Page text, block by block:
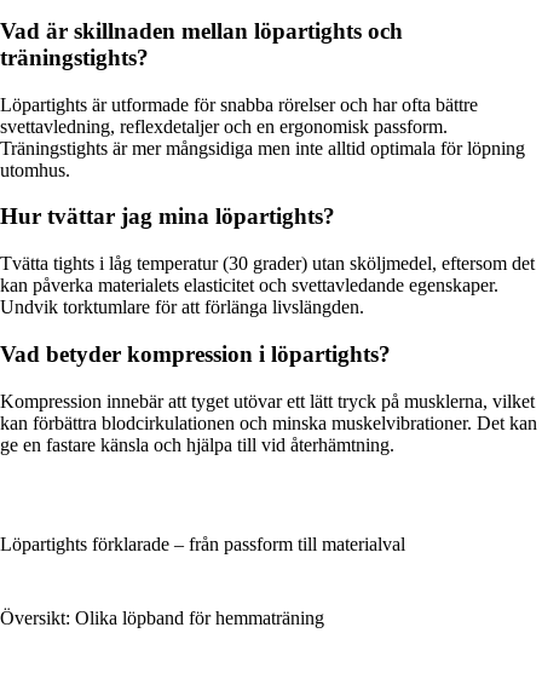
Vad är skillnaden mellan löpartights och
träningstights?
Löpartights är utformade för snabba rörelser och har ofta bättre
svettavledning, reflexdetaljer och en ergonomisk passform.
Träningstights är mer mångsidiga men inte alltid optimala för löpning
utomhus.
Hur tvättar jag mina löpartights?
Tvätta tights i låg temperatur (30 grader) utan sköljmedel, eftersom det
kan påverka materialets elasticitet och svettavledande egenskaper.
Undvik torktumlare för att förlänga livslängden.
Vad betyder kompression i löpartights?
Kompression innebär att tyget utövar ett lätt tryck på musklerna, vilket
kan förbättra blodcirkulationen och minska muskelvibrationer. Det kan
ge en fastare känsla och hjälpa till vid återhämtning.
Löpartights förklarade – från passform till materialval
Översikt: Olika löpband för hemmaträning